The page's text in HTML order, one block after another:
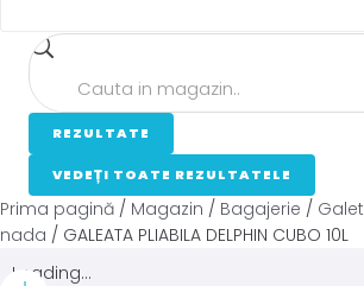
REZULTATE
VEDEȚI TOATE REZULTATELE
Prima pagină / Magazin / Bagajerie /
nada / GALEATA PLIABILA DELPHIN CUBO 10L
Loading...